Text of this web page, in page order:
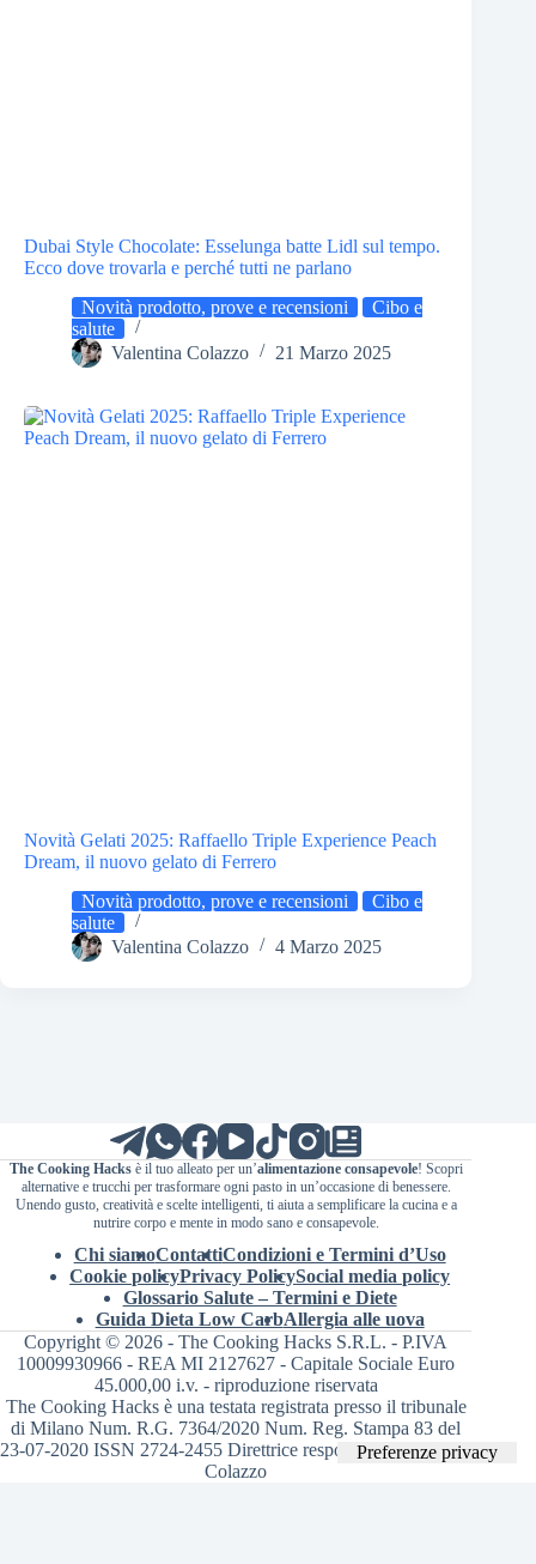
Dubai Style Chocolate: Esselunga batte Lidl sul tempo.
Ecco dove trovarla e perché tutti ne parlano
Novità prodotto, prove e recensioni
Cibo e
salute
Valentina Colazzo
21 Marzo 2025
Novità Gelati 2025: Raffaello Triple Experience Peach
Dream, il nuovo gelato di Ferrero
Novità prodotto, prove e recensioni
Cibo e
salute
Valentina Colazzo
4 Marzo 2025
The Cooking Hacksè il tuo alleato per un’alimentazione consapevole! Scopri
alternative e trucchi per trasformare ogni pasto in un’occasione di benessere.
Unendo gusto, creatività e scelte intelligenti, ti aiuta a semplificare la cucina e a
nutrire corpo e mente in modo sano e consapevole.
Chi siamoContattiCondizioni e Termini d’Uso
Cookie policyPrivacy PolicySocial media policy
Glossario Salute – Termini e Diete
Guida Dieta Low CarbAllergia alle uova
Copyright © 2026 - The Cooking Hacks S.R.L. - P.IVA
10009930966 - REA MI 2127627 - Capitale Sociale Euro
45.000,00 i.v. - riproduzione riservata
The Cooking Hacks è una testata registrata presso il tribunale
di Milano Num. R.G. 7364/2020 Num. Reg. Stampa 83 del
23-07-2020 ISSN 2724-2455 Direttrice responsabile Valentina
Colazzo